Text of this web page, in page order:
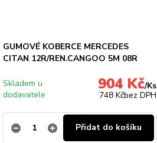
GUMOVÉ KOBERCE MERCEDES
CITAN 12R/REN.CANGOO 5M 08R
904 Kč/Ks
748 Kčbez DPH
Skladem u
dodavatele
Přidat do košíku